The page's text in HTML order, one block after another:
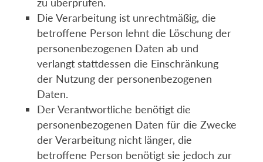
Die Verarbeitung ist unrechtmäßig, die
betroffene Person lehnt die Löschung der
personenbezogenen Daten ab und
verlangt stattdessen die Einschränkung
der Nutzung der personenbezogenen
Daten.
Der Verantwortliche benötigt die
personenbezogenen Daten für die Zwecke
der Verarbeitung nicht länger, die
betroffene Person benötigt sie jedoch zur